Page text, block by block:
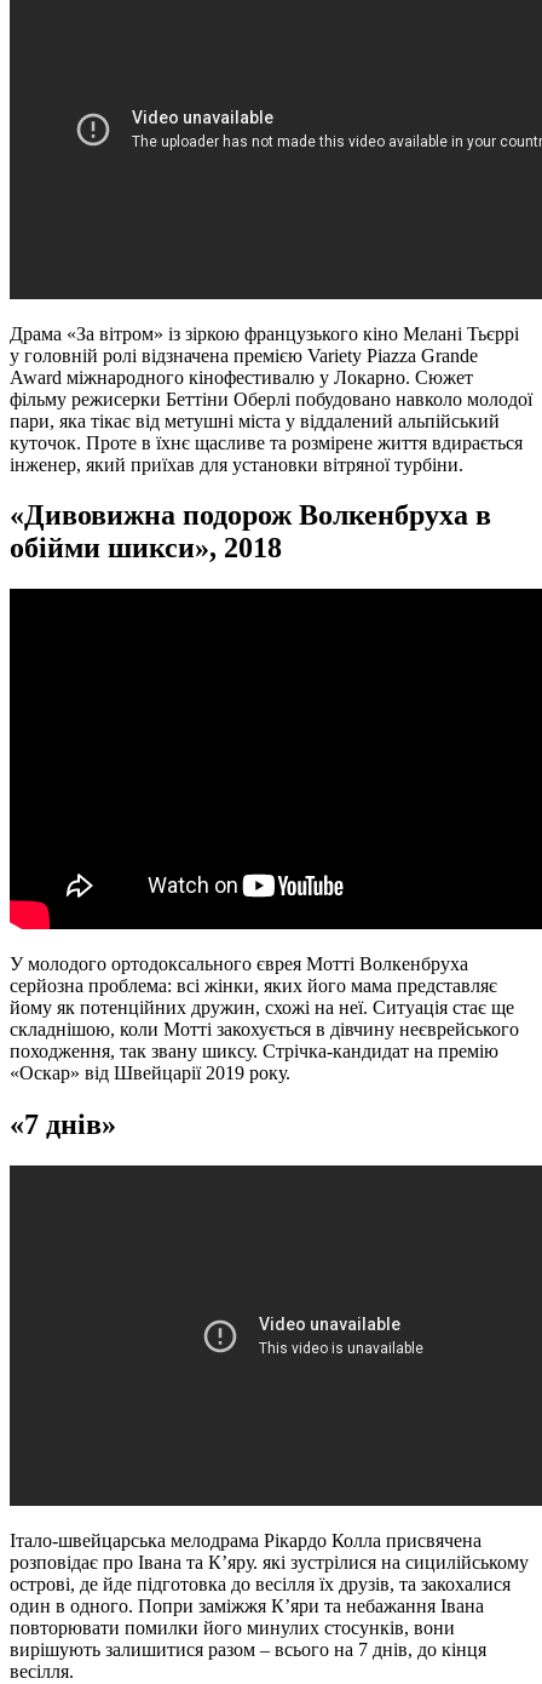
Драма «За вітром» із зіркою французького кіно Мелані Тьєррі
у головній ролі відзначена премією Variety Piazza Grande
Award міжнародного кінофестивалю у Локарно. Сюжет
фільму режисерки Беттіни Оберлі побудовано навколо молодої
пари, яка тікає від метушні міста у віддалений альпійський
куточок. Проте в їхнє щасливе та розмірене життя вдирається
інженер, який приїхав для установки вітряної турбіни.
«Дивовижна подорож Волкенбруха в
обійми шикси», 2018
У молодого ортодоксального єврея Мотті Волкенбруха
серйозна проблема: всі жінки, яких його мама представляє
йому як потенційних дружин, схожі на неї. Ситуація стає ще
складнішою, коли Мотті закохується в дівчину неєврейського
походження, так звану шиксу. Стрічка-кандидат на премію
«Оскар» від Швейцарії 2019 року.
«7 днів»
Італо-швейцарська мелодрама Рікардо Колла присвячена
розповідає про Івана та К’яру. які зустрілися на сицилійському
острові, де йде підготовка до весілля їх друзів, та закохалися
один в одного. Попри заміжжя К’яри та небажання Івана
повторювати помилки його минулих стосунків, вони
вирішують залишитися разом – всього на 7 днів, до кінця
весілля.